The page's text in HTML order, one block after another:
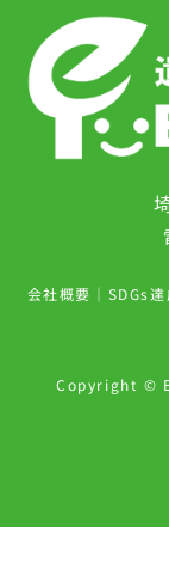
会社概要 ｜ SDGs
Copyright ©